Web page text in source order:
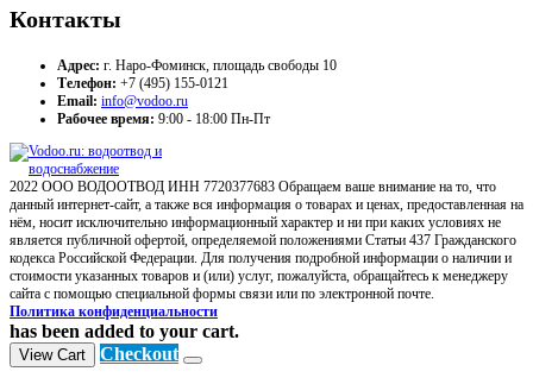
Контакты
Адрес: г. Наро-Фоминск, площадь свободы 10
Телефон: +7 (495) 155-0121
Email: info@vodoo.ru
Рабочее время: 9:00 - 18:00 Пн-Пт
2022 ООО ВОДООТВОД ИНН 7720377683 Обращаем ваше внимание на то, что
данный интернет-сайт, а также вся информация о товарах и ценах, предоставленная на
нём, носит исключительно информационный характер и ни при каких условиях не
является публичной офертой, определяемой положениями Статьи 437 Гражданского
кодекса Российской Федерации. Для получения подробной информации о наличии и
стоимости указанных товаров и (или) услуг, пожалуйста, обращайтесь к менеджеру
сайта с помощью специальной формы связи или по электронной почте.
Политика конфиденциальности
has been added to your cart.
View Cart Checkout